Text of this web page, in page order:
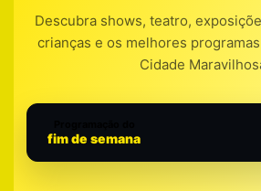
Descubra shows, teatro,
crianças e os melhores
Cidade
fim de semana